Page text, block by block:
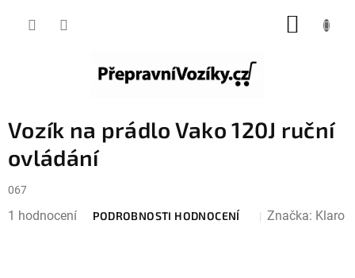
Vozík na prádlo Vako 120J ruční
ovládání
067
Průměrné
1 hodnocení PODROBNOSTI HODNOCENÍ Značka: Klaro